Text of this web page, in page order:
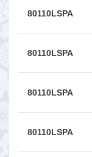
80110LSPA
80110LSPA
80110LSPA
80110LSPA